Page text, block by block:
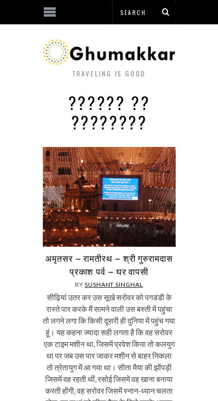
TRAVELING IS GOOD
?????? ??
????????
अमृतसर – रामतीरथ – श्री गुरुरामदास
प्रकाश पर्व – घर वापसी
BYSUSHANT SINGHAL
सीढ़ियां उतर कर उस सूखे सरोवर को पगडंडी के
रास्ते पार करके मैं सामने वाली उस बस्ती में पहुंचा
तो लगने लगा कि किसी दूसरी ही दुनिया में पहुंच गया
हूं। यह कहना ज्यादा सही लगता है कि वह सरोवर
एक टाइम मशीन था, जिसमें प्रवेश किया तो कलयुग
था पर जब उस पार जाकर मशीन से बाहर निकला
तो त्रेतायुग में आ गया था। सीता मैया की झोंपड़ी
जिसमें वह रहती थीं, रसोई जिसमें वह खाना बनाया
करती होंगी, वह सरोवर जिसमें स्नान-ध्यान चलता